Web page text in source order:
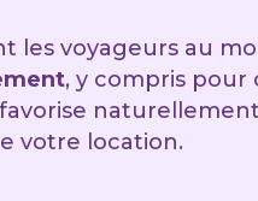
les voyageurs au
, y compris pour
votre location.